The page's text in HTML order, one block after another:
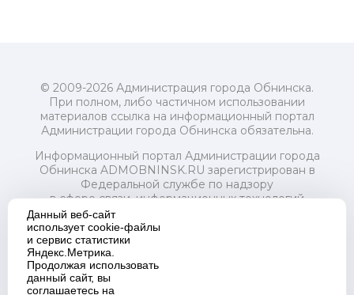
© 2009-2026 Администрация города Обнинска.
При полном, либо частичном использовании
материалов ссылка на информационный портал
Администрации города Обнинска обязательна.
Информационный портал Администрации города
Обнинска ADMOBNINSK.RU зарегистрирован в
Федеральной службе по надзору
в сфере связи, информационных технологий
и массовых коммуникаций (Роскомнадзор) 24 июля
2018 года.
Свидетельство о регистрации Эл № ФС77-73321
Учредитель: Администрация (исполнительно-
распорядительный орган) городского округа "Город
Данный веб-сайт
использует cookie-файлы
и сервис статистики
Яндекс.Метрика.
Продолжая использовать
данный сайт, вы
соглашаетесь на